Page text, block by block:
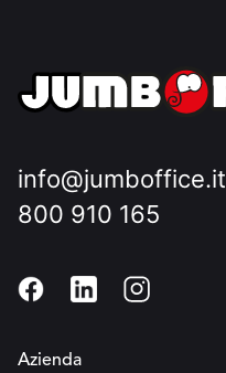
info@jumboffice.it
800 910 165
Azienda